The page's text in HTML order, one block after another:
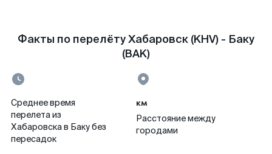
Факты по перелёту Хабаровск (KHV) - Баку
(BAK)
Среднее время
перелета из
Хабаровска в Баку без
пересадок
км
Расстояние между
городами